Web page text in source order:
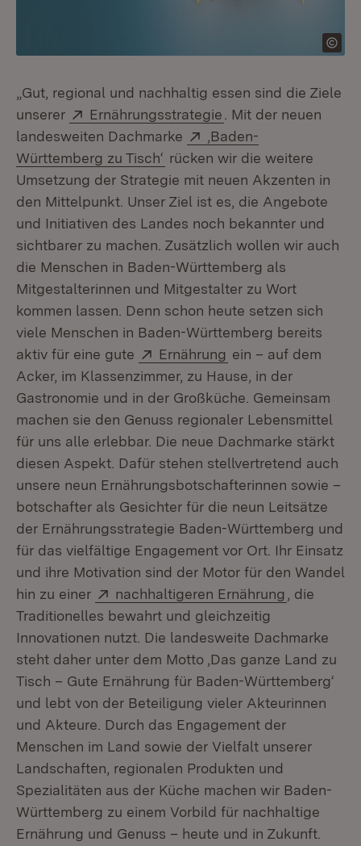
„Gut, regional und nachhaltig essen sind die Ziele
unserer
Extern:
Ernährungsstrategie (Öffnet in neuem
. Mit der neuen
landesweiten Dachmarke
Extern:
‚Baden-
Württemberg zu Tisch‘ (Öffnet in neuem Fenster)
rücken wir die weitere
Umsetzung der Strategie mit neuen Akzenten in
den Mittelpunkt. Unser Ziel ist es, die Angebote
und Initiativen des Landes noch bekannter und
sichtbarer zu machen. Zusätzlich wollen wir auch
die Menschen in Baden-Württemberg als
Mitgestalterinnen und Mitgestalter zu Wort
kommen lassen. Denn schon heute setzen sich
viele Menschen in Baden-Württemberg bereits
aktiv für eine gute
Extern:
Ernährung (Öffnet in neuem
ein – auf dem
Acker, im Klassenzimmer, zu Hause, in der
Gastronomie und in der Großküche. Gemeinsam
machen sie den Genuss regionaler Lebensmittel
für uns alle erlebbar. Die neue Dachmarke stärkt
diesen Aspekt. Dafür stehen stellvertretend auch
unsere neun Ernährungsbotschafterinnen sowie –
botschafter als Gesichter für die neun Leitsätze
der Ernährungsstrategie Baden-Württemberg und
für das vielfältige Engagement vor Ort. Ihr Einsatz
und ihre Motivation sind der Motor für den Wandel
hin zu einer
Extern:
nachhaltigeren Ernährung (Öffnet in
, die
Traditionelles bewahrt und gleichzeitig
Innovationen nutzt. Die landesweite Dachmarke
steht daher unter dem Motto ‚Das ganze Land zu
Tisch – Gute Ernährung für Baden-Württemberg‘
und lebt von der Beteiligung vieler Akteurinnen
und Akteure. Durch das Engagement der
Menschen im Land sowie der Vielfalt unserer
Landschaften, regionalen Produkten und
Spezialitäten aus der Küche machen wir Baden-
Württemberg zu einem Vorbild für nachhaltige
Ernährung und Genuss – heute und in Zukunft.